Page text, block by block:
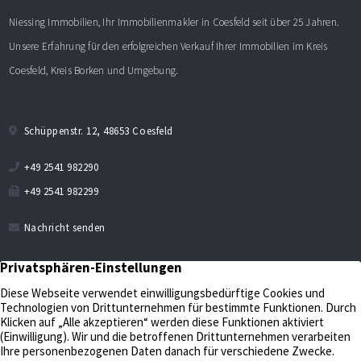
Niessing Immobilien, Ihr Immobilienmakler in Coesfeld seit über 25 Jahren.
Unsere Erfahrung für den erfolgreichen Verkauf Ihrer Immobilien im Kreis
Coesfeld, Kreis Borken und Umgebung.
Schüppenstr. 12, 48653 Coesfeld
+49 2541 982290
+49 2541 982299
Nachricht senden
Verkaufen
Aktuelles
Bewerten
Kontakt
Impressum
Verwalten